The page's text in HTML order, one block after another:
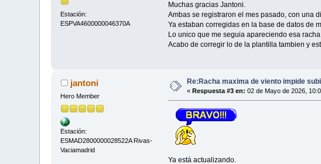
Estación:
ESPVA4600000046370A
Muchas gracias Jantoni.
Ambas se registraron el mes pasado, con una
Ya estaban corregidas en la base de datos de
Lo unico que me seguia apareciendo esa
Acabo de corregir lo de la plantilla tambien y
jantoni
Hero Member
Estación:
ESMAD2800000028522A Rivas-
Vaciamadrid
Re:Racha maxima de viento impide
« Respuesta #3 en: 02 de Mayo de 2026,
Ya está actualizando.